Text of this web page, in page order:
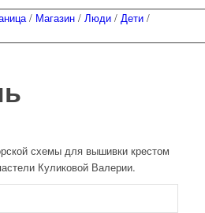
/ Магазин / Люди / Дети /
схемы для вышивки крестом
Куликовой Валерии.